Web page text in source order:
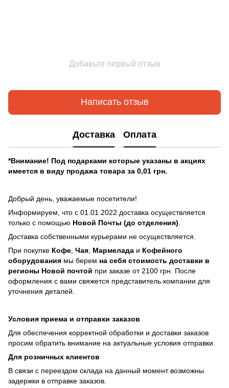
Добавьте первый отзыв
Написать отзыв
Доставка Оплата
*Внимание! Под подарками которые указаны в акциях
имеется в виду продажа товара за 0,01 грн.
Добрый день, уважаемые посетители!
Информируем, что с 01.01.2022 доставка осуществляется
только с помощью Новой Почты (до отделения)
Доставка собственными курьерами не осуществляется.
При покупке Кофе Чая Мармелада и Кофейного
оборудования мы берем на себя стоимость доставки в
регионы Новой почтой при заказе от 2100 грн. После
оформления с вами свяжется представитель компании для
уточнения деталей.
Условия приема и отправки заказов
Для обеспечения корректной обработки и доставки заказов
просим обратить внимание на актуальные условия отправки.
Для розничных клиентов
В связи с переездом склада на данный момент возможны
задержки в отправке заказов.